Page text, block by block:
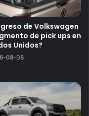
de Volkswagen
de pick ups en
Unidos?
08-08